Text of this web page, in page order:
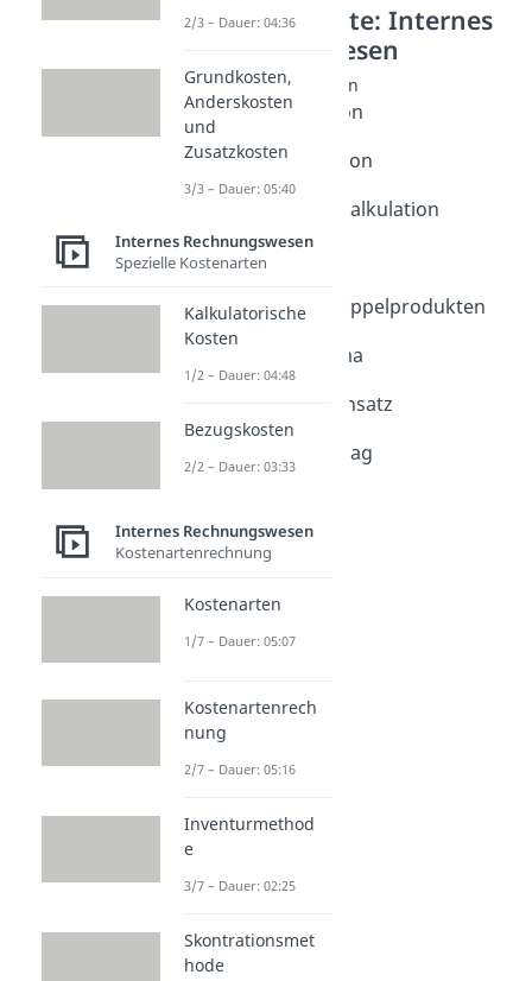
Weitere Inhalte: Internes
Rechnungswesen
Kalkulationsverfahren
Divisionskalkulation
Dauer: 06:21
Zuschlagskalkulation
Dauer: 05:29
Äquivalenzziffernkalkulation
Dauer: 04:46
Bezugskalkulation
Kalkulation von Kuppelprodukten
Dauer: 04:45
Kalkulationsschema
Dauer: 04:30
Maschinenstundensatz
Dauer: 03:00
Kalkulationszuschlag
Dauer: 02:51
2/3 – Dauer: 04:36
Grundkosten,
Anderskosten
und
Zusatzkosten
3/3 – Dauer: 05:40
Internes Rechnungswesen
Spezielle Kostenarten
Kalkulatorische
Kosten
1/2 – Dauer: 04:48
Bezugskosten
2/2 – Dauer: 03:33
Internes Rechnungswesen
Kostenartenrechnung
Kostenarten
1/7 – Dauer: 05:07
Kostenartenrech
nung
2/7 – Dauer: 05:16
Inventurmethod
e
3/7 – Dauer: 02:25
Skontrationsmet
hode